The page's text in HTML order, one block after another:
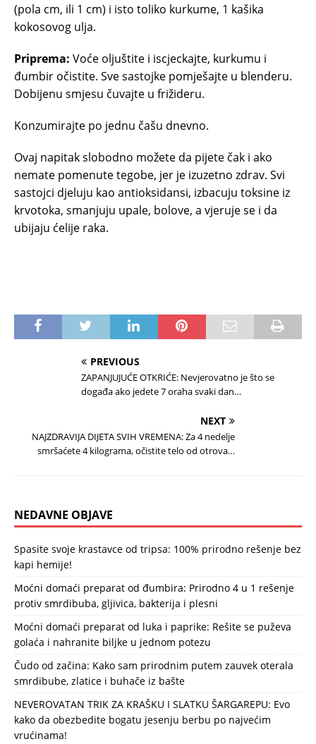
(pola cm, ili 1 cm) i isto toliko kurkume, 1 kašika
kokosovog ulja.
Priprema: Voće oljuštite i iscjeckajte, kurkumu i
đumbir očistite. Sve sastojke pomješajte u blenderu.
Dobijenu smjesu čuvajte u frižideru.
Konzumirajte po jednu čašu dnevno.
Ovaj napitak slobodno možete da pijete čak i ako
nemate pomenute tegobe, jer je izuzetno zdrav. Svi
sastojci djeluju kao antioksidansi, izbacuju toksine iz
krvotoka, smanjuju upale, bolove, a vjeruje se i da
ubijaju ćelije raka.
PREVIOUS
ZAPANJUJUĆE OTKRIĆE: Nevjerovatno je što se
događa ako jedete 7 oraha svaki dan…
NEXT
NAJZDRAVIJA DIJETA SVIH VREMENA: Za 4 nedelje
smršaćete 4 kilograma, očistite telo od otrova…
NEDAVNE OBJAVE
Spasite svoje krastavce od tripsa: 100% prirodno rešenje bez
kapi hemije!
Moćni domaći preparat od đumbira: Prirodno 4 u 1 rešenje
protiv smrdibuba, gljivica, bakterija i plesni
Moćni domaći preparat od luka i paprike: Rešite se puževa
golaća i nahranite biljke u jednom potezu
Čudo od začina: Kako sam prirodnim putem zauvek oterala
smrdibube, zlatice i buhače iz bašte
NEVEROVATAN TRIK ZA KRAŠKU I SLATKU ŠARGAREPU: Evo
kako da obezbedite bogatu jesenju berbu po najvećim
vrućinama!